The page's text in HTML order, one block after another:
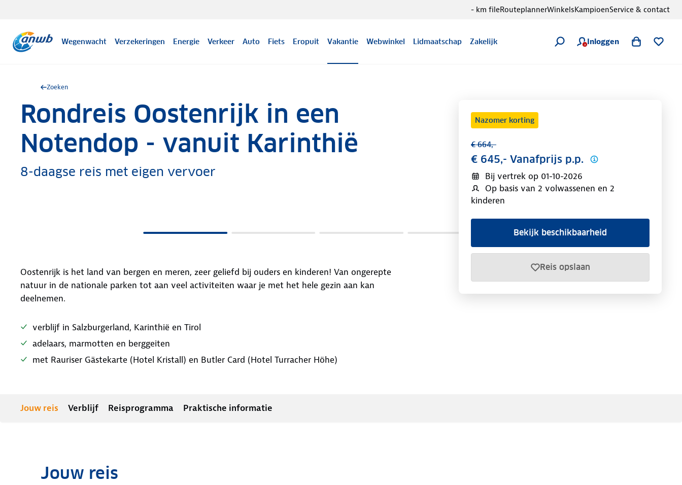
Wegenwacht Verzekeringen Energie Verkeer Auto Fiets Eropuit Vakantie Webwinkel Lidmaatschap Zakelijk Inloggen
- km fileRouteplannerWinkelsKampioenService & contact
Zoeken
Rondreis Oostenrijk in een
Notendop - vanuit Karinthië
8-daagse reis met eigen vervoer
Nazomer korting
€ 664,-
€ 645,- Vanafprijs p.p.
Bij vertrek op 01-10-2026
Op basis van 2 volwassenen en 2
kinderen
Bekijk beschikbaarheid
Reis opslaan
Oostenrijk is het land van bergen en meren, zeer geliefd bij ouders en kinderen! Van ongerepte
natuur in de nationale parken tot aan veel activiteiten waar je met het hele gezin aan kan
deelnemen.
verblijf in Salzburgerland, Karinthië en Tirol
adelaars, marmotten en berggeiten
met Rauriser Gästekarte (Hotel Kristall) en Butler Card (Hotel Turracher Höhe)
Jouw reis Verblijf Reisprogramma Praktische informatie
Jouw reis